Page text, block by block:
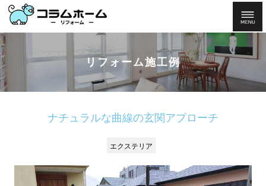
リフォーム施工例
ナチュラルな曲線の玄関アプローチ
エクステリア